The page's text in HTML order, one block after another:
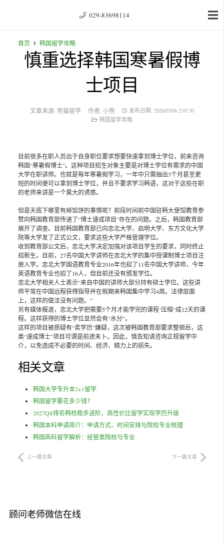
029-83698114
首页 韩国留学攻略
慎重选择韩国寒暑假博
士项目
文章来源: 熊猫留学 作者: 小熊 发布日期:2026/03/06 2:05:30
韩国留学攻略
目前很多在职人员出于自身职位要求想要快速拿到博士学位，前来咨询
韩国“寒暑假博士”。这种项目招生对象主要是对博士学位有需求的中国
大学在职讲师。也就是每年寒暑假学习，一年中只需抽出3个月甚至更
短的时间便可以拿到博士学位，并且不要求学习韩语，这对于这些在职
的老师来讲是一个莫大的诱惑。
但是天底下哪里有掉馅饼的事情呢？前段时间前中国驻韩大使馆教育参
赞向韩国教育部传递了“博士速成项目”存在的问题。之后，韩国教育部
展开了调查。目前韩国教育部已向忠北大学、启明大学、东方文化大学
院等大学发了正式公文，要求这些大学严格管理学位。
收到教育部公文后，忠北大学决定加强对该项目学生的要求，同时终止
招新生。目前，27名中国大学讲师在忠北大学的集中授课制博士项目注
册入学。忠北大学国语教育专业2016年也招了11名中国大学讲师，今年
英语教育专业也招了16人，但目前还没有颁发学位。
忠北大学相关人士表示“来自中国的讲师大部分持有硕士学位。这些讲
师平常在中国远程获得指导并在假期来韩国集中学习4周。法律层面
上，这样的做法没有问题。”
另有媒体报道，忠北大学把需要5个月才能学完的课程‘压缩“成12天的课
程。这样获得的博士学位显然会有“水分”。
这样的项目被质疑有“卖学历”嫌疑，这次被韩国教育部要求整顿后，这
类“速成博士”项目可谓是前途未卜。因此，慎告知请咨询正规留学中
介，以免造成不必要的时间、经济、精力上的损失。
相关文章
韩国大学专升本3+1留学
韩国留学要花多少钱？
2027QS排名韩校稳步进阶，高性价比留学实现学历升级
韩国本科申请简介：申请方式、时间安排与院校专业梳理
韩国商科留学解析：经管类院校与专业
上一篇文章 下一篇文章
顾问老师微信在线